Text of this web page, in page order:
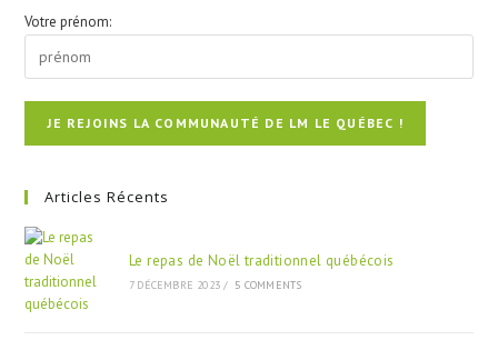
Votre prénom:
Articles Récents
Le repas de Noël traditionnel québécois
7 DÉCEMBRE 2023 / 5 COMMENTS